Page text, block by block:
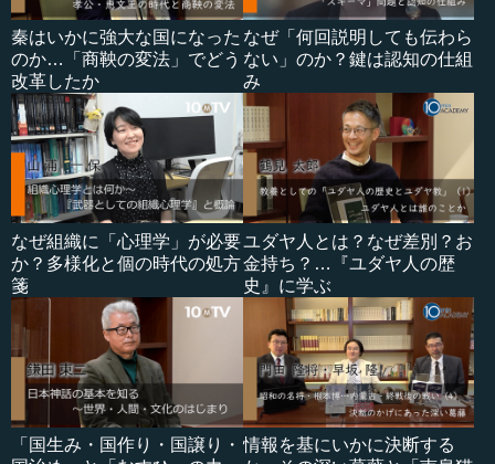
秦はいかに強大な国になった
のか…「商鞅の変法」でどう
改革したか
なぜ「何回説明しても伝わら
ない」のか？鍵は認知の仕組
み
なぜ組織に「心理学」が必要
か？多様化と個の時代の処方
箋
ユダヤ人とは？なぜ差別？お
金持ち？…『ユダヤ人の歴
史』に学ぶ
「国生み・国作り・国譲り・ 情報を基にいかに決断する